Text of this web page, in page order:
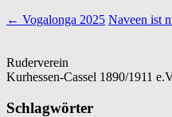
← Vogalonga 2025 Naveen ist
Ruderverein
Kurhessen-Cassel 1890/1911
Schlagwörter